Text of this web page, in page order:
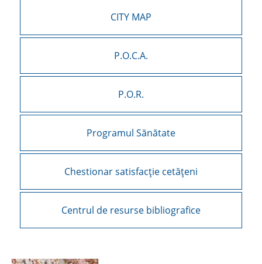
CITY MAP
P.O.C.A.
P.O.R.
Programul Sănătate
Chestionar satisfacție cetățeni
Centrul de resurse bibliografice